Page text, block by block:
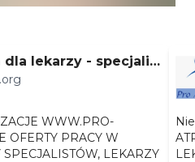
dla lekarzy - specjaliz
LEKARZY